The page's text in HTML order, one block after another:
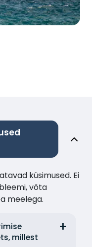
küsimused. Ei
võta
meelega.
millest